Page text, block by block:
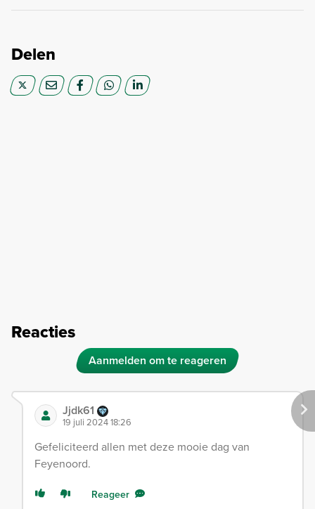
Delen
Reacties
Aanmelden om te reageren
Jjdk61
19 juli 2024 18:26
Gefeliciteerd allen met deze mooie dag van
Feyenoord.
Reageer